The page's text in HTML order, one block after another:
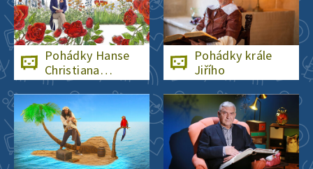
Pohádky Hanse
Christiana
Andersena
Pohádky krále
Jiřího